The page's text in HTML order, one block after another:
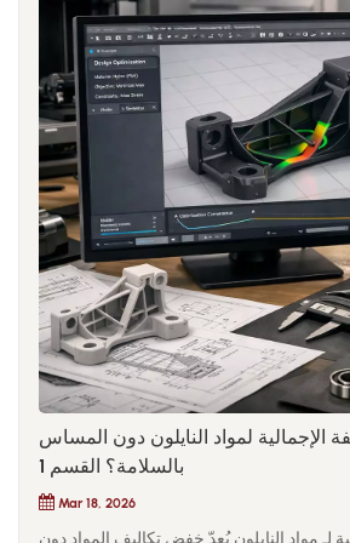
أن غالباً ما تنبع استراتيجيات خفض التكاليف
بين مختلف الأقسام. فعندما يقوم مهندسو
وفرق المشتريات بتقييم المواد معاً، يمكنهم
وأداء المواد والتسعير في آن واحد. من خلال
مستوى النظام، يتضح أن فرص توفير التكاليف
واحد، بل من التحسين عبر عملية تصميم المنتج
مفتاح التحسين مادة النايلون التكلفة هي لا
مواد أرخص فحسب، بل يتطلب ترسيخ عقلية
الهيكلي وأداء المواد إلى كفاءة التصنيع،
تؤثر على التكلفة النهائية. بمجرد أن تطور
لإدارة التكاليف، يتطور تحسين المواد من
إلى أداة استراتيجية لتعزيز القدرة
التنافسية للمنتج.
الإجمالية لمواد النايلون دون المساس
بالسلامة؟ القسم 1
Mar 18, 2026
لـ مواد النايلون يُعدّ خفض تكاليف المواد دون